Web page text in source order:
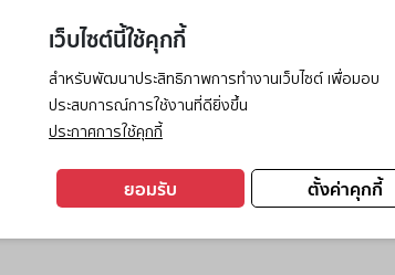
เว็บไซต์นี้ใช้คุกกี้
สำหรับพัฒนาประสิทธิภาพการทำงานเว็บไซต์ เพื่อมอบ
ประสบการณ์การใช้งานที่ดียิ่งขึ้น
ประกาศการใช้คุกกี้
ตั้งค่าคุกกี้
ยอมรับ
has occurred while loading